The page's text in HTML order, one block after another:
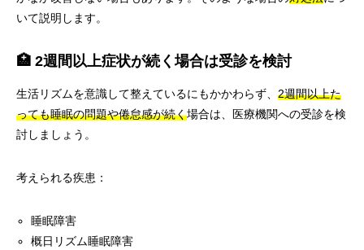
いて説明します。
🏥 2週間以上症状が続く場合は受診を検討
生活リズムを意識して整えているにもかかわらず、 2週間以上た
っても睡眠の問題や倦怠感が続く場合は、医療機関への受診を検
討しましょう。
考えられる疾患：
睡眠障害
概日リズム睡眠障害